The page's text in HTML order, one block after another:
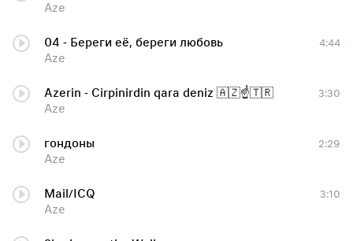
Aze
04 - Береги её, береги любовь
Aze
4:44
Azerin - Cirpinirdin qara deniz 🇦🇿☝️🇹🇷
Aze
3:30
гондоны
Aze
2:29
Mail/ICQ
Aze
3:10